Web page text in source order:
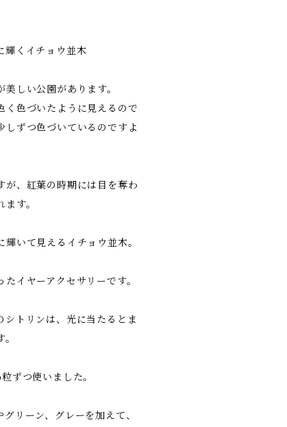
くイチョウ並木
しい公園があります。
く色づいたように見えるので
しずつ色づいているのですよ
が、紅葉の時期には目を奪わ
す。
いて見えるイチョウ並木。
イヤーアクセサリーです。
シトリンは、光に当たるとま
ずつ使いました。
リーン、グレーを加えて、